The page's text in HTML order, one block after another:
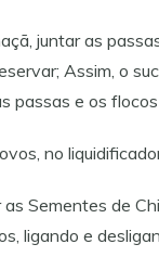
juntar as
Assim, o
passas e os
no
Sementes de
ligando e